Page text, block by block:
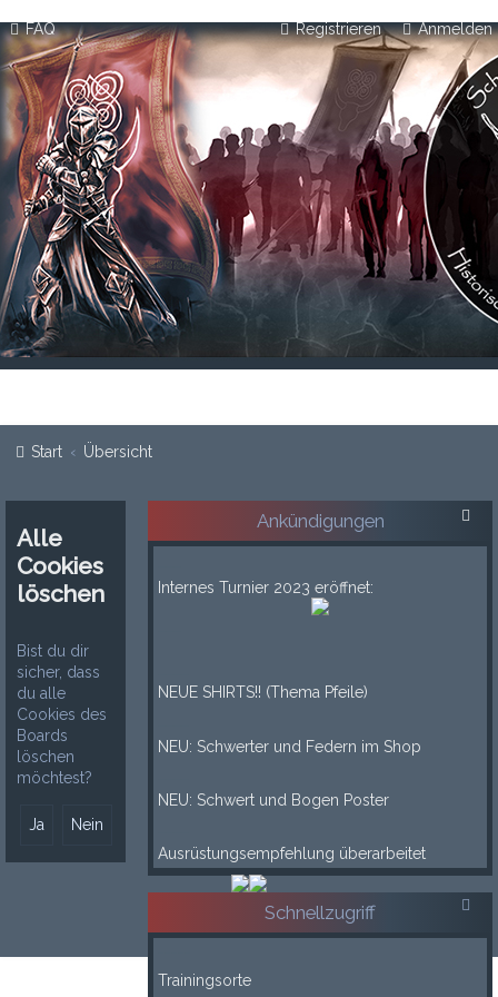
FAQ Anmelden
Registrieren
Start Übersicht
Alle
Cookies
löschen
Bist du dir
sicher, dass
du alle
Cookies des
Boards
löschen
möchtest?
Ankündigungen
Internes Turnier 2023 eröffnet:
NEUE SHIRTS!! (Thema Pfeile)
NEU: Schwerter und Federn im Shop
NEU: Schwert und Bogen Poster
Ausrüstungsempfehlung überarbeitet
Schnellzugriff
Trainingsorte